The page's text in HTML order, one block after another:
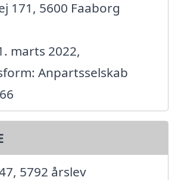
171, 5600 Faaborg
marts 2022,
Anpartsselskab
5792 årslev